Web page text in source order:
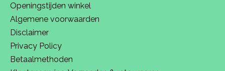
Openingstijden winkel
Algemene voorwaarden
Disclaimer
Privacy Policy
Betaalmethoden